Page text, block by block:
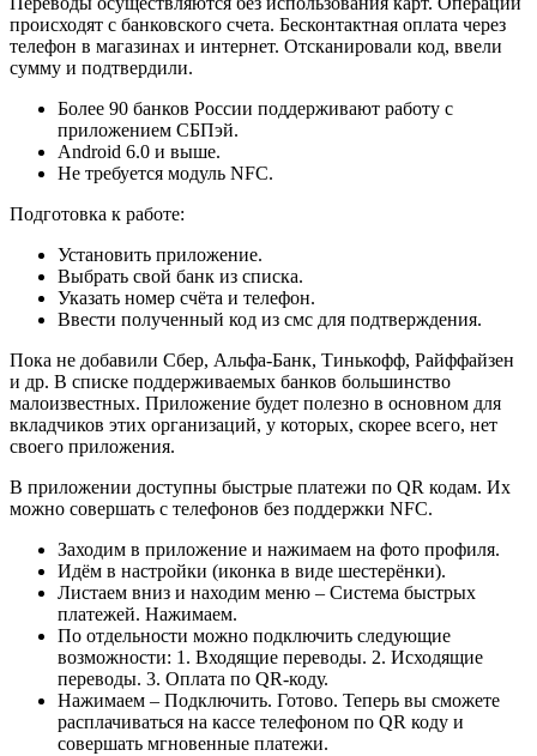
происходят с банковского счета. Бесконтактная оплата через
телефон в магазинах и интернет. Отсканировали код, ввели
сумму и подтвердили.
Более 90 банков России поддерживают работу с
приложением СБПэй.
Android 6.0 и выше.
Не требуется модуль NFC.
Подготовка к работе:
Установить приложение.
Выбрать свой банк из списка.
Указать номер счёта и телефон.
Ввести полученный код из смс для подтверждения.
Пока не добавили Сбер, Альфа-Банк, Тинькофф, Райффайзен
и др. В списке поддерживаемых банков большинство
малоизвестных. Приложение будет полезно в основном для
вкладчиков этих организаций, у которых, скорее всего, нет
своего приложения.
В приложении доступны быстрые платежи по QR кодам. Их
можно совершать с телефонов без поддержки NFC.
Заходим в приложение и нажимаем на фото профиля.
Идём в настройки (иконка в виде шестерёнки).
Листаем вниз и находим меню – Система быстрых
платежей. Нажимаем.
По отдельности можно подключить следующие
возможности: 1. Входящие переводы. 2. Исходящие
переводы. 3. Оплата по QR-коду.
Нажимаем – Подключить. Готово. Теперь вы сможете
расплачиваться на кассе телефоном по QR коду и
совершать мгновенные платежи.